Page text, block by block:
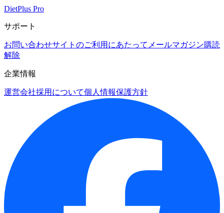
DietPlus Pro
サポート
お問い合わせサイトのご利用にあたって メールマガジン購読
解除
企業情報
運営会社採用について個人情報保護方針